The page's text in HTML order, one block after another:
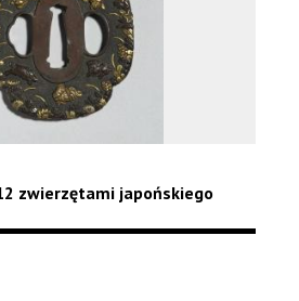
zwierzętami japońskiego